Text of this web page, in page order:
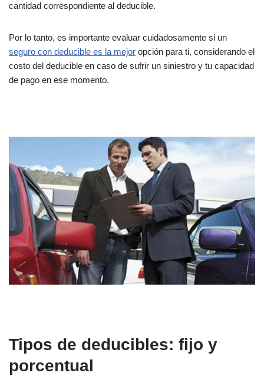
cantidad correspondiente al deducible.
Por lo tanto, es importante evaluar cuidadosamente si un
seguro con deducible es la mejor opción para ti, considerando el
costo del deducible en caso de sufrir un siniestro y tu capacidad
de pago en ese momento.
Tipos de deducibles: fijo y
porcentual